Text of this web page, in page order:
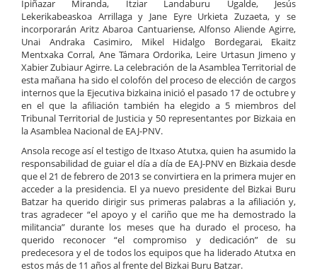
Ipiñazar Miranda, Itziar Landaburu Ugalde, Jesús
Lekerikabeaskoa Arrillaga y Jane Eyre Urkieta Zuzaeta, y se
incorporarán Aritz Abaroa Cantuariense, Alfonso Aliende Agirre,
Unai Andraka Casimiro, Mikel Hidalgo Bordegarai, Ekaitz
Mentxaka Corral, Ane Támara Ordorika, Leire Urtasun Jimeno y
Xabier Zubiaur Agirre. La celebración de la Asamblea Territorial de
esta mañana ha sido el colofón del proceso de elección de cargos
internos que la Ejecutiva bizkaina inició el pasado 17 de octubre y
en el que la afiliación también ha elegido a 5 miembros del
Tribunal Territorial de Justicia y 50 representantes por Bizkaia en
la Asamblea Nacional de EAJ-PNV.
Ansola recoge así el testigo de Itxaso Atutxa, quien ha asumido la
responsabilidad de guiar el día a día de EAJ-PNV en Bizkaia desde
que el 21 de febrero de 2013 se convirtiera en la primera mujer en
acceder a la presidencia. El ya nuevo presidente del Bizkai Buru
Batzar ha querido dirigir sus primeras palabras a la afiliación y,
tras agradecer “el apoyo y el cariño que me ha demostrado la
militancia” durante los meses que ha durado el proceso, ha
querido reconocer “el compromiso y dedicación” de su
predecesora y el de todos los equipos que ha liderado Atutxa en
estos más de 11 años al frente del Bizkai Buru Batzar.